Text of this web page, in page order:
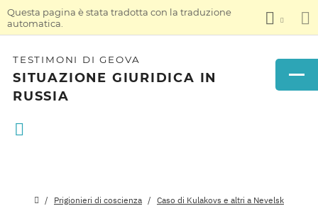
Questa pagina è stata tradotta con la traduzione
automatica.
TESTIMONI DI GEOVA
SITUAZIONE GIURIDICA IN
RUSSIA
Prigionieri di coscienza Caso di Kulakovs e altri a Nevelsk